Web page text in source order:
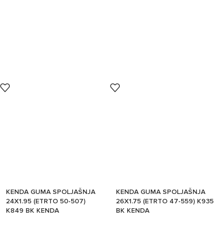
KENDA GUMA SPOLJAŠNJA
24X1.95 (ETRTO 50-507)
K849 BK KENDA
KENDA GUMA SPOLJAŠNJA
26X1.75 (ETRTO 47-559) K935
BK KENDA